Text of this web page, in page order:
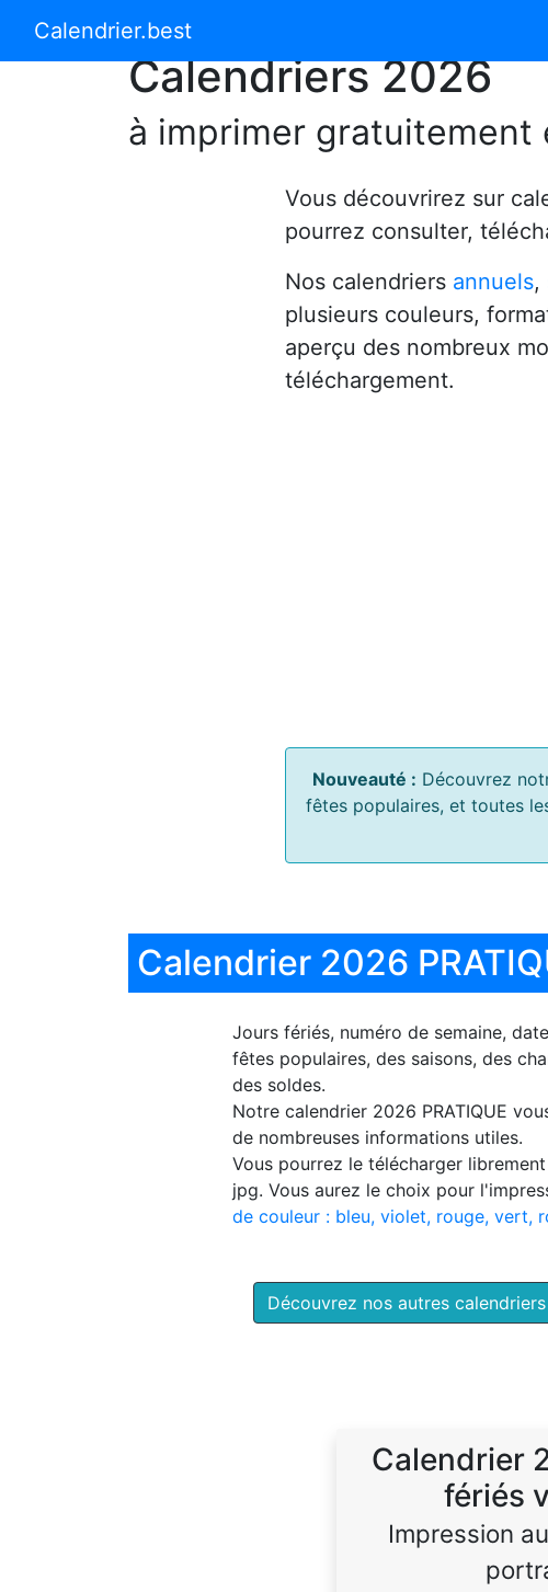
Calendrier.bestCalendrier 2024
Calendriers 2026
à imprimer gratuitement
Vous découvrirez sur
pourrez consulter,
Nos calendriers annuels,
plusieurs couleurs,
aperçu des nombreux
téléchargement.
Nouveauté : Découvrez
fêtes populaires, et toutes
Calendrier 2026
Jours fériés, numéro de semaine,
fêtes populaires, des saisons, des
des soldes.
Notre calendrier 2026 PRATIQUE
de nombreuses informations utiles.
Vous pourrez le télécharger
jpg. Vous aurez le choix pour
de couleur : bleu, violet, rouge, vert,
Découvrez nos autres calendriers
Calendrier
fériés
Impression